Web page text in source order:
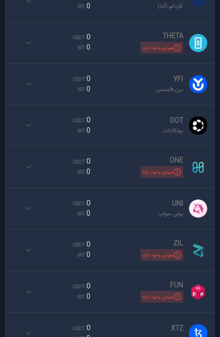
کاردانو (آدا) 0
IRT
THETA
موردی وجود دارد
0
USDT
0
IRT
YFI
یرن فایننس
0
USDT
0
IRT
DOT
پولکادات
0
USDT
0
IRT
ONE
موردی وجود دارد
0
USDT
0
IRT
UNI
یونی سواپ
0
USDT
0
IRT
ZIL
موردی وجود دارد
0
USDT
0
IRT
FUN
موردی وجود دارد
0
USDT
0
IRT
XTZ
0
USDT